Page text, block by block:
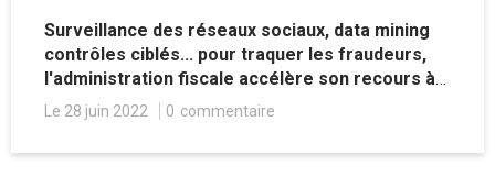
Surveillance des réseaux sociaux, data mining
contrôles ciblés... pour traquer les fraudeurs,
l'administration fiscale accélère son recours à
l'intelligence artificielle, quitte à utiliser des
outils de plus en plus intrusifs.
Le 28 juin 2022 0 commentaire